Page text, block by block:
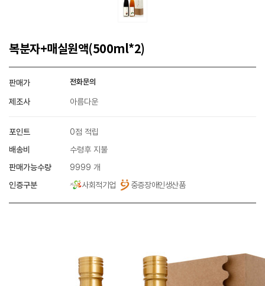
복분자+매실원액(500ml*2)
판매가 전화문의
제조사 아름다운
포인트
0점 적립
배송비
수령후 지불
판매가능수량
9999 개
인증구분
사회적기업 중증장애인생산품